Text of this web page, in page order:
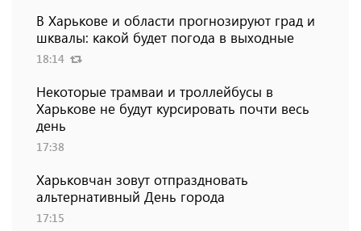
В Харькове и области прогнозируют град и
шквалы: какой будет погода в выходные
18:14
Некоторые трамваи и троллейбусы в
Харькове не будут курсировать почти весь
день
17:38
Харьковчан зовут отпраздновать
альтернативный День города
17:15